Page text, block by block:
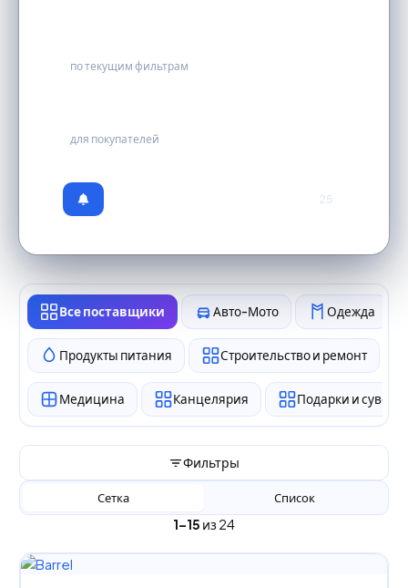
по текущим фильтрам
для покупателей
25
Все поставщики Авто-Мото Одежда
Продукты питания Строительство и ремонт
Медицина Канцелярия Подарки и
Фильтры
1–15 из 24
Сетка Список